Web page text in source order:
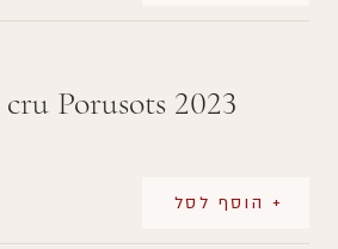
cru Porusots 2023
+ הוסף לסל